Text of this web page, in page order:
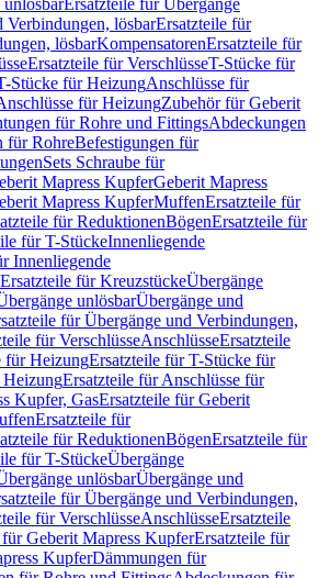
unlösbarErsatzteile für Übergänge
Verbindungen, lösbarErsatzteile für
lösbarKompensatorenErsatzteile für
Ersatzteile für VerschlüsseT-Stücke für
Stücke für HeizungAnschlüsse für
für HeizungZubehör für Geberit
für Rohre und FittingsAbdeckungen
für RohreBefestigungen für
Sets Schraube für
Mapress KupferGeberit Mapress
Mapress KupferMuffenErsatzteile für
für ReduktionenBögenErsatzteile für
für T-StückeInnenliegende
Innenliegende
Ersatzteile für KreuzstückeÜbergänge
unlösbarÜbergänge und
für Übergänge und Verbindungen,
für VerschlüsseAnschlüsseErsatzteile
für HeizungErsatzteile für T-Stücke für
HeizungErsatzteile für Anschlüsse für
Kupfer, GasErsatzteile für Geberit
Ersatzteile für
für ReduktionenBögenErsatzteile für
für T-StückeÜbergänge
unlösbarÜbergänge und
für Übergänge und Verbindungen,
für VerschlüsseAnschlüsseErsatzteile
Geberit Mapress KupferErsatzteile für
KupferDämmungen für